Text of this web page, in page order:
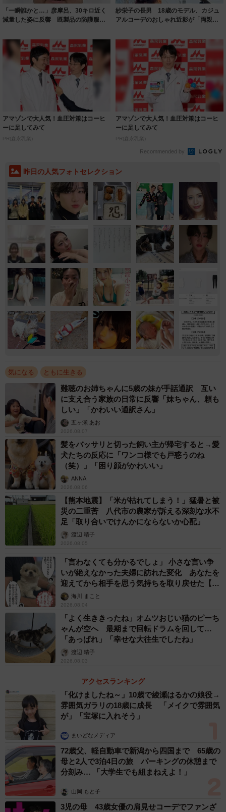
「一瞬誰かと…」彦摩呂、30キロ近く
減量した姿に反響 既製品の防護服が
紗栄子の長男 18歳のモデル、カジュ
アルコーデのおしゃれ近影が「両親の
アマゾンで大人気！血圧対策はコーヒ
ーに足してみて
PR(森永乳業)
アマゾンで大人気！血圧対策はコーヒ
ーに足してみて
PR(森永乳業)
Recommended by
昨日の人気フォトセレクション
気になる ともに生きる
難聴のお姉ちゃんに5歳の妹が手話通訳 互い
に支え合う家族の日常に反響「妹ちゃん、頼も
しい」「かわいい通訳さん」
五ヶ瀬 あお
2026.08.07
髪をバッサリと切った飼い主が帰宅すると→愛
犬たちの反応に「ワンコ様でも戸惑うのね
（笑）」「困り顔がかわいい」
ANNA
2026.08.06
【熊本地震】「米が枯れてしまう！」猛暑と被
災の二重苦 八代市の農家が訴える深刻な水不
足「取り合いでけんかにならないか心配」
渡辺 晴子
2026.08.05
「言わなくても分かるでしょ」 小さな言い争
いが絶えなかった夫婦に訪れた変化 あなたを
迎えてから相手を思う気持ちを取り戻せた【漫
画】海川 まこと
2026.08.04
「よく生ききったね」オムツおじい猫のピーち
ゃんが空へ 最期まで回転ドラムを回して…
「あっぱれ」「幸せな大往生でしたね」
渡辺 晴子
2026.08.03
アクセスランキング
「化けましたね～」10歳で綾瀬はるかの娘役→
雰囲気ガラリの18歳に成長 「メイクで雰囲気
が」「宝塚に入れそう」
まいどなメディア
72歳父、軽自動車で新潟から四国まで 65歳の
母と2人で3泊4日の旅 パーキングの休憩まで
分刻み… 「大学生でも組まねえよ！」
山岡 もと子
3児の母 43歳女優の肩見せコーデでファンざ